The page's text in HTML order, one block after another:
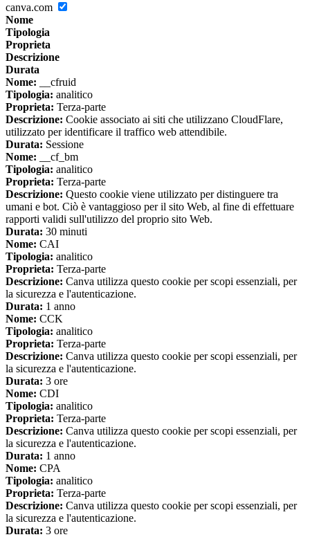
canva.com
Nome
Tipologia
Proprieta
Descrizione
Durata
Nome: __cfruid
Tipologia: analitico
Proprieta: Terza-parte
Descrizione: Cookie associato ai siti che utilizzano CloudFlare,
utilizzato per identificare il traffico web attendibile.
Durata: Sessione
Nome: __cf_bm
Tipologia: analitico
Proprieta: Terza-parte
Descrizione: Questo cookie viene utilizzato per distinguere tra
umani e bot. Ciò è vantaggioso per il sito Web, al fine di effettuare
rapporti validi sull'utilizzo del proprio sito Web.
Durata: 30 minuti
Nome: CAI
Tipologia: analitico
Proprieta: Terza-parte
Descrizione: Canva utilizza questo cookie per scopi essenziali, per
la sicurezza e l'autenticazione.
Durata: 1 anno
Nome: CCK
Tipologia: analitico
Proprieta: Terza-parte
Descrizione: Canva utilizza questo cookie per scopi essenziali, per
la sicurezza e l'autenticazione.
Durata: 3 ore
Nome: CDI
Tipologia: analitico
Proprieta: Terza-parte
Descrizione: Canva utilizza questo cookie per scopi essenziali, per
la sicurezza e l'autenticazione.
Durata: 1 anno
Nome: CPA
Tipologia: analitico
Proprieta: Terza-parte
Descrizione: Canva utilizza questo cookie per scopi essenziali, per
la sicurezza e l'autenticazione.
Durata: 3 ore